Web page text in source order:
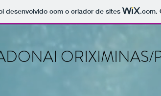
desenvolvido com o criador de sites .com.
ORIXIMINAS/